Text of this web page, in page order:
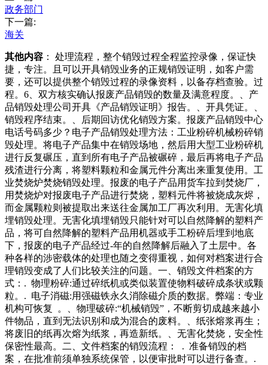
政务部门
下一篇:
海关
其他内容 ： 处理流程，整个销毁过程全程监控录像，保证快
捷，专注。且可以开具销毁业务的正规销毁证明，如客户需
要，还可以提供整个销毁过程的录像资料，以备存档查验。过
程。6、双方核实确认报废产品销毁的数量及满意程度。、产
品销毁处理公司开具《产品销毁证明》报告。、开具凭证。、
销毁程序结束。、后期回访优化销毁方案。报废产品销毁中心
电话号码多少？电子产品销毁处理方法：工业粉碎机械粉碎销
毁处理。将电子产品集中在销毁场地，然后用大型工业粉碎机
进行反复碾压，直到所有电子产品被碾碎，最后再将电子产品
残渣进行分离，将塑料颗粒和金属元件分离出来重复使用。工
业焚烧炉焚烧销毁处理。报废的电子产品用货车拉到焚烧厂，
用焚烧炉对报废电子产品进行焚烧，塑料元件将被烧成灰烬，
而金属颗粒则被提取出来送往金属加工厂再次利用。无害化填
埋销毁处理。无害化填埋销毁只能针对可以自然降解的塑料产
品，将可自然降解的塑料产品用机器或手工粉碎后埋到地底
下，报废的电子产品经过-年的自然降解后融入了土层中。各
种各样的涉密载体的处理也随之变得重视，如何对档案进行合
理销毁变成了人们比较关注的问题。一、销毁文件档案的方
式：. 物理粉碎:通过碎纸机或类似装置使物料破碎成条状或颗
粒。. 电子消磁:用强磁铁永久消除磁介质的数据。弊端：专业
机构可恢复 。、物理破碎:“机械销毁”，不断剪切成越来越小
件物品，直到无法识别和成为混合的废料。、纸张熔浆再生；
将废旧的纸再次熔为纸浆，再造新纸。、无害化焚烧，安全性
保密性最高。二、文件档案的销毁流程： . 准备销毁的档
案，在批准前须单独系统保管，以便审批时可以进行备查。.